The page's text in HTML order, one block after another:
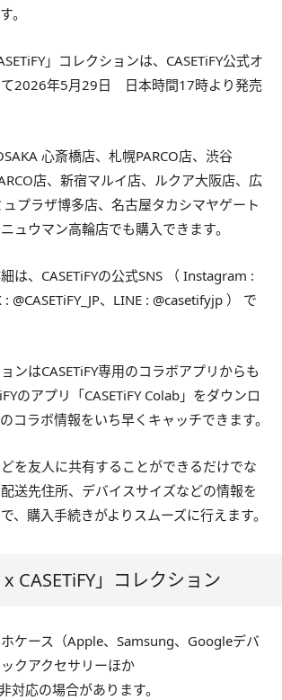
。
」コレクションは、CASETiFY公式オ
て2026年5月29日 日本時間17時より発売
心斎橋店、札幌PARCO店、渋谷
店、新宿マルイ店、ルクア大阪店、広
ュプラザ博多店、名古屋タカシマヤゲート
ュウマン高輪店でも購入できます。
は、CASETiFYの公式SNS （ Instagram :
: @CASETiFY_JP、LINE : @casetifyjp ） で
ンはCASETiFY専用のコラボアプリからも
のアプリ「CASETiFY Colab」をダウンロ
コラボ情報をいち早くキャッチできます。
を友人に共有することができるだけでな
送先住所、デバイスサイズなどの情報を
、購入手続きがよりスムーズに行えます。
x CASETiFY」コレクション
ケース（Apple、Samsung、Googleデバ
クアクセサリーほか
対応の場合があります。